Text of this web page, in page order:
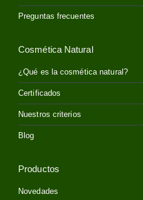
Preguntas frecuentes
Cosmética Natural
¿Qué es la cosmética natural?
Certificados
Nuestros criterios
Blog
Productos
Novedades